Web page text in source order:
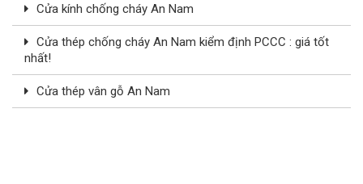
Cửa kính chống cháy An Nam
Cửa thép chống cháy An Nam kiểm định PCCC : giá tốt
nhất!
Cửa thép vân gỗ An Nam